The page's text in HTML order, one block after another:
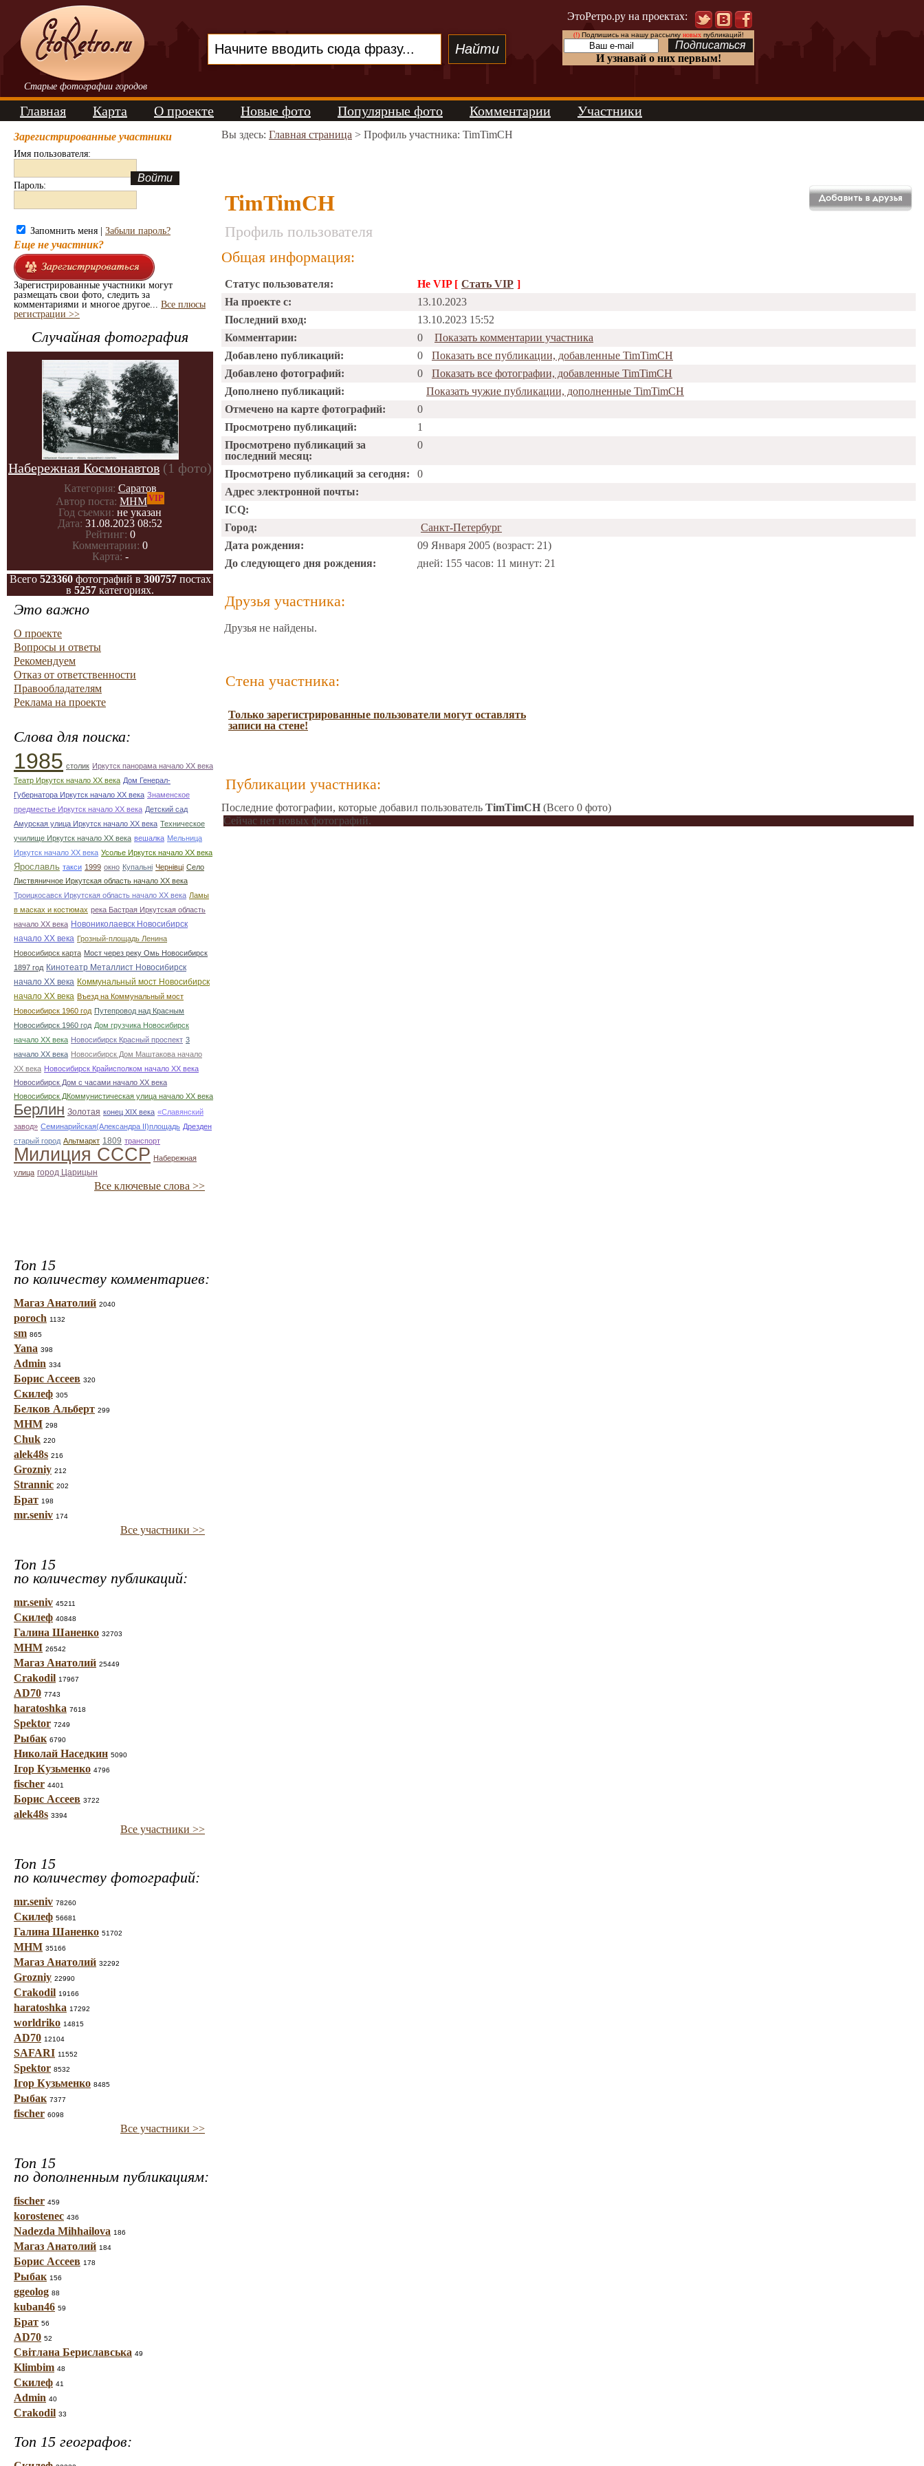
Старые фотографии городов
ЭтоРетро.ру на проектах:
(!)Подпишись на нашу рассылку новыхпубликаций!
И узнавай о них первым!
Главная Карта О проекте Новые фото Популярные фото Комментарии Участники
Зарегистрированные участники
Имя пользователя:
Пароль:
Запомнить меня | Забыли пароль?
Еще не участник?
Зарегистрированные участники могут
размещать свои фото, следить за
комментариями и многое другое... Все плюсы
регистрации >>
Случайная фотография
Набережная Космонавтов (1 фото)
Категория: Саратов
Автор поста: МНМVIP
Год съемки: не указан
Дата: 31.08.2023 08:52
Рейтинг: 0
Комментарии: 0
Карта: -
Всего 523360фотографий в 300757постах
в 5257 категориях.
Это важно
О проекте
Вопросы и ответы
Рекомендуем
Отказ от ответственности
Правообладателям
Реклама на проекте
Слова для поиска:
1985 столик Иркутск панорама начало ХХ века
Театр Иркутск начало ХХ века Дом Генерал-
Губернатора Иркутск начало ХХ века Знаменское
предместье Иркутск начало ХХ века Детский сад
Амурская улица Иркутск начало ХХ века Техническое
училище Иркутск начало ХХ века вешалка Мельница
Иркутск начало ХХ века Усолье Иркутск начало ХХ века
Ярославль такси 1999 окно Купальні Чернівці Село
Листвяничное Иркутская область начало ХХ века
Троицкосавск Иркутская область начало ХХ века Ламы
в масках и костюмах река Бастрая Иркутская область
начало ХХ века Новониколаевск Новосибирск
начало ХХ века Грозный-площадь Ленина
Новосибирск карта Мост через реку Омь Новосибирск
1897 год Кинотеатр Металлист Новосибирск
начало ХХ века Коммунальный мост Новосибирск
начало ХХ века Въезд на Коммунальный мост
Новосибирск 1960 год Путепровод над Красным
Новосибирск 1960 год Дом грузчика Новосибирск
начало ХХ века Новосибирск Красный проспект 3
начало ХХ века Новосибирск Дом Маштакова начало
ХХ века Новосибирск Крайисполком начало ХХ века
Новосибирск Дом с часами начало ХХ века
Новосибирск ДКоммунистическая улица начало ХХ века
Берлин Золотая конец ХІХ века «Славянский
завод» Семинарийская(Александра II)площадь Дрезден
старый город Альтмаркт 1809 транспорт
Милиция СССР Набережная
улица город Царицын
Все ключевые слова >>
Топ 15
по количеству комментариев:
Магаз Анатолий 2040
poroch 1132
sm 865
Yana 398
Admin 334
Борис Ассеев 320
Скилеф 305
Белков Альберт 299
МНМ 298
Chuk 220
alek48s 216
Grozniy 212
Strannic 202
Брат 198
mr.seniv 174
Все участники >>
Топ 15
по количеству публикаций:
mr.seniv 45211
Скилеф 40848
Галина Шаненко 32703
МНМ 26542
Магаз Анатолий 25449
Crakodil 17967
AD70 7743
haratoshka 7618
Spektor 7249
Рыбак 6790
Николай Наседкин 5090
Ігор Кузьменко 4796
fischer 4401
Борис Ассеев 3722
alek48s 3394
Все участники >>
Топ 15
по количеству фотографий:
mr.seniv 78260
Скилеф 56681
Галина Шаненко 51702
МНМ 35166
Магаз Анатолий 32292
Grozniy 22990
Crakodil 19166
haratoshka 17292
worldriko 14815
AD70 12104
SAFARI 11552
Spektor 8532
Ігор Кузьменко 8485
Рыбак 7377
fischer 6098
Все участники >>
Топ 15
по дополненным публикациям:
fischer 459
korostenec 436
Nadezda Mihhailova 186
Магаз Анатолий 184
Борис Ассеев 178
Рыбак 156
ggeolog 88
kuban46 59
Брат 56
AD70 52
Світлана Бериславська 49
Klimbim 48
Скилеф 41
Admin 40
Crakodil 33
Топ 15 географов:
Вы здесь: Главная страница > Профиль участника: TimTimCH
TimTimCH
Профиль пользователя
Общая информация:
Статус пользователя: Не VIP [ Стать VIP ]
На проекте с:
13.10.2023
Последний вход:
13.10.2023 15:52
Комментарии:
0
Показать комментарии участника
Добавлено публикаций:
0
Показать все публикации, добавленные TimTimCH
Добавлено фотографий:
0
Показать все фотографии, добавленные TimTimCH
Дополнено публикаций:
Показать чужие публикации, дополненные TimTimCH
Отмечено на карте фотографий:
0
Просмотрено публикаций:
1
Просмотрено публикаций за
последний месяц:
0
Просмотрено публикаций за сегодня:
0
Адрес электронной почты:
ICQ:
Город:
Санкт-Петербург
Дата рождения:
09 Января 2005 (возраст: 21)
До следующего дня рождения:
дней: 155 часов: 11 минут: 21
Друзья участника:
Друзья не найдены.
Стена участника:
Только зарегистрированные пользователи могут оставлять
записи на стене!
Публикации участника:
Последние фотографии, которые добавил пользователь TimTimCH (Всего 0 фото)
Сейчас нет новых фотографий.